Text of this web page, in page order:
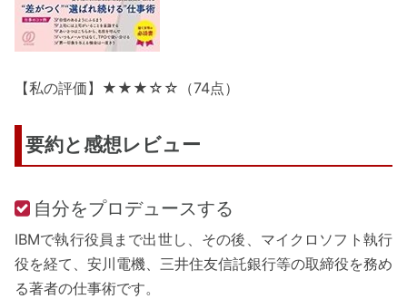
【私の評価】★★★☆☆（74点）
要約と感想レビュー
自分をプロデュースする
IBMで執行役員まで出世し、その後、マイクロソフト執行
役を経て、安川電機、三井住友信託銀行等の取締役を務め
る著者の仕事術です。